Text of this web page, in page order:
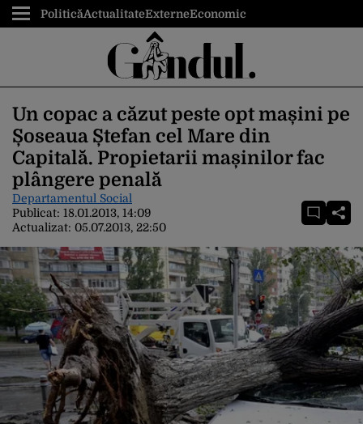
PoliticăActualitateExterneEconomic
Un copac a căzut peste opt mașini pe
Șoseaua Ștefan cel Mare din
Capitală. Propietarii mașinilor fac
plângere penală
Departamentul Social
Publicat: 18.01.2013, 14:09
Actualizat: 05.07.2013, 22:50